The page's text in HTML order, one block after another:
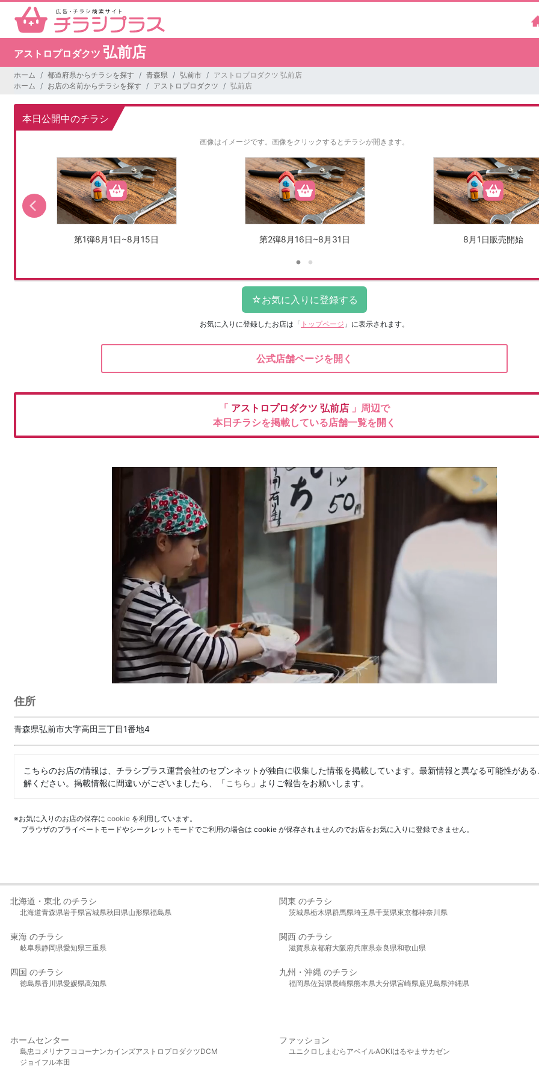
アストロプロダクツ 弘前店
ホーム 都道府県からチラシを探す 青森県 弘前市
アストロプロダクツ 弘前店
ホーム
お店の名前からチラシを探す アストロプロダクツ 弘前店
本日公開中のチラシ
画像はイメージです。 画像をクリックするとチラシが開きます。
第1弾8月1日~8月15日 第2弾8月16日~8月31日 8月1日販売開始
お気に入りに登録したお店は 「 トップページ 」に表示されます。
公式店舗ページを開く
「 アストロプロダクツ 弘前店 」周辺で
本日チラシを掲載している店舗一覧を開く
住所
青森県弘前市大字高田三丁目1番地4
こちらのお店の情報は、チラシプラス運営会社のセブンネットが独自に収集した情報を掲載しています。最新情報と異なる可能性があ
解ください。掲載情報に間違いがございましたら、「こちら 」よりご報告をお願いします。
※お気に入りのお店の保存に cookie を利用しています。
ブラウザのプライベートモードやシークレットモードでご利用の場合は cookie が保存されませんのでお店をお気に入りに登録できません。
北海道・東北 のチラシ
北海道青森県岩手県宮城県秋田県山形県福島県
関東 のチラシ
茨城県栃木県群馬県埼玉県千葉県東京都神奈川県
東海 のチラシ
岐阜県静岡県愛知県三重県
関西 のチラシ
滋賀県京都府大阪府兵庫県奈良県和歌山県
四国 のチラシ
徳島県香川県愛媛県高知県
九州・沖縄 のチラシ
福岡県佐賀県長崎県熊本県大分県宮崎県鹿児島県沖縄県
ホームセンター
島忠 コメリ ナフコ コーナンカインズアストロプロダクツDCM
ジョイフル本田
ファッション
ユニクロ しまむら アベイルAOKIはるやま サカゼン